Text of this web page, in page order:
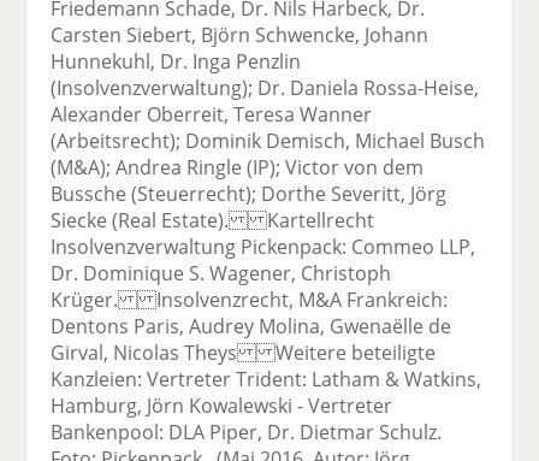
Friedemann Schade, Dr. Nils Harbeck, Dr.
Carsten Siebert, Björn Schwencke, Johann
Hunnekuhl, Dr. Inga Penzlin
(Insolvenzverwaltung); Dr. Daniela Rossa-Heise,
Alexander Oberreit, Teresa Wanner
(Arbeitsrecht); Dominik Demisch, Michael Busch
(M&A); Andrea Ringle (IP); Victor von dem
Bussche (Steuerrecht); Dorthe Severitt, Jörg
Siecke (Real Estate). Kartellrecht
Insolvenzverwaltung Pickenpack: Commeo LLP,
Dr. Dominique S. Wagener, Christoph
Krüger. Insolvenzrecht, M&A Frankreich:
Dentons Paris, Audrey Molina, Gwenaëlle de
Girval, Nicolas Theys Weitere beteiligte
Kanzleien: Vertreter Trident: Latham & Watkins,
Hamburg, Jörn Kowalewski - Vertreter
Bankenpool: DLA Piper, Dr. Dietmar Schulz.